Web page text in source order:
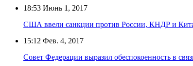
18:53 Июнь 1, 2017
США ввели санкции против России, КНДР и
15:12 Фев. 4, 2017
Совет Федерации выразил обеспокоенность в